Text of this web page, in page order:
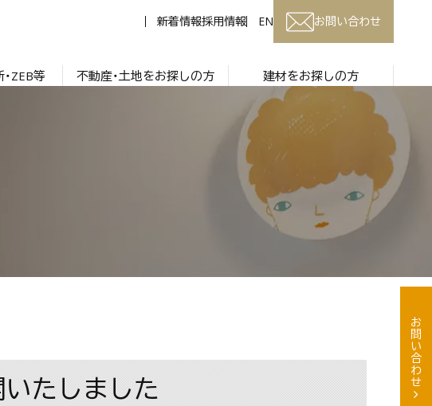
新着情報採用情報 EN お問い合わせ
ZEB等 不動産・土地をお探しの方 建材をお探しの方
たしました
お問い合わせ